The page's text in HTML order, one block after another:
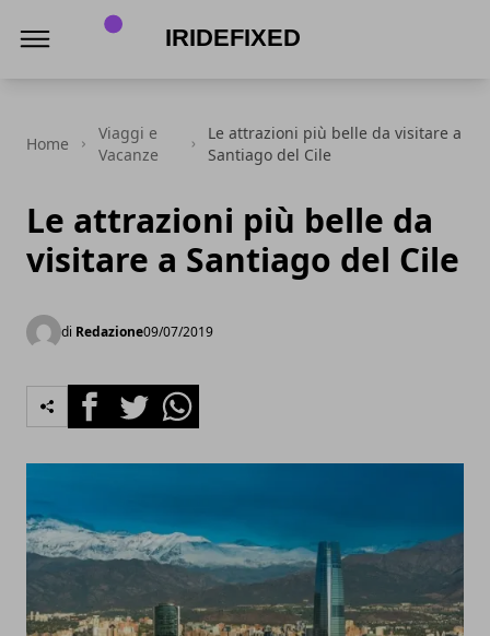
Home
Viaggi e
Vacanze
Le attrazioni più belle da visitare a
Santiago del Cile
Le attrazioni più belle da
visitare a Santiago del Cile
di Redazione09/07/2019
FacebookTwitterWhatsapp